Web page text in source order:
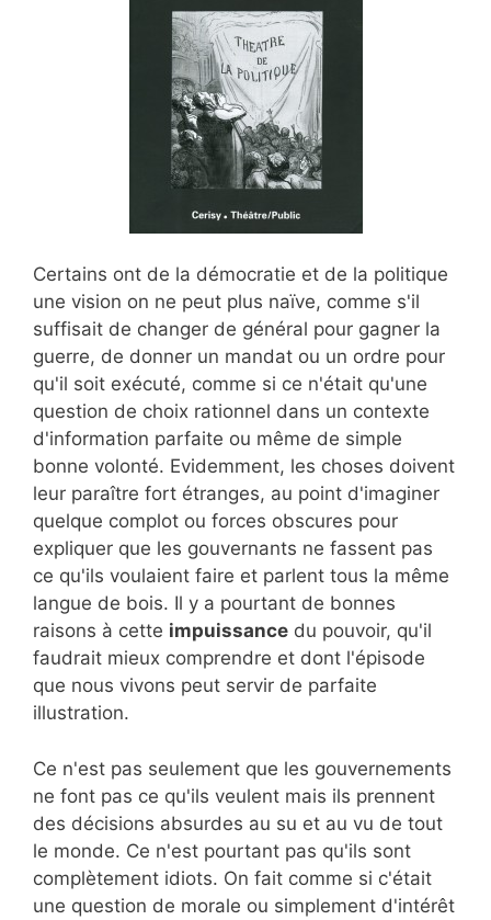
Certains ont de la démocratie et de la politique
une vision on ne peut plus naïve, comme s'il
suffisait de changer de général pour gagner la
guerre, de donner un mandat ou un ordre pour
qu'il soit exécuté, comme si ce n'était qu'une
question de choix rationnel dans un contexte
d'information parfaite ou même de simple
bonne volonté. Evidemment, les choses doivent
leur paraître fort étranges, au point d'imaginer
quelque complot ou forces obscures pour
expliquer que les gouvernants ne fassent pas
ce qu'ils voulaient faire et parlent tous la même
langue de bois. Il y a pourtant de bonnes
raisons à cette impuissance du pouvoir, qu'il
faudrait mieux comprendre et dont l'épisode
que nous vivons peut servir de parfaite
illustration.
Ce n'est pas seulement que les gouvernements
ne font pas ce qu'ils veulent mais ils prennent
des décisions absurdes au su et au vu de tout
le monde. Ce n'est pourtant pas qu'ils sont
complètement idiots. On fait comme si c'était
une question de morale ou simplement d'intérêt